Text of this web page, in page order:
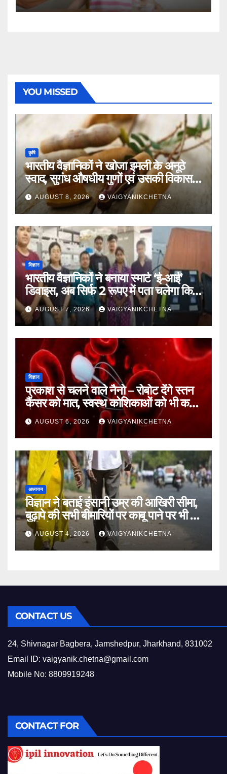
YOU MISSED
कृषि
भारतीय वैज्ञानिकों ने खोजा इमली के अनूठे
स्वाद, सुगंध औषधीय गुणों एवं उसकी विकास
यात्रा का राज
AUGUST 8, 2026 VAIGYANIKCHETNA
विज्ञान
भारतीय वैज्ञानिकों ने बनाया स्मार्ट ‘ई-आई’
डिवाइस, अब सिर्फ 2 रूपए में पता चलेगा कि
पानी कितना जहरीला है।
AUGUST 7, 2026 VAIGYANIKCHETNA
विज्ञान
प्रकाश से चलने वाले नैनो – रोबोट देंगे स्तन
कैंसर को मात, स्वस्थ कोशिकाओं को भी कम
होगा नुकसान
AUGUST 6, 2026 VAIGYANIKCHETNA
अध्ययन
विज्ञान ने बताई इंसानी उम्र की आखिरी सीमा,
बुढ़ापे की सभी बीमारियों पर काबू पाने पर भी वह
नहीं होगा ‘अमर’
AUGUST 4, 2026 VAIGYANIKCHETNA
CONTACT US
24, Shivnagar Bagbera, Jamshedpur, Jharkhand, 831002
Email ID: vaigyanik.chetna@gmail.com
Mobile No: 8809919248
CONTACT FOR